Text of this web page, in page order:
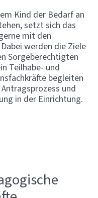
Kind der Bedarf an
setzt sich das
mit den
werden die Ziele
Sorgeberechtigten
Teilhabe- und
begleiten
und
in der Einrichtung.